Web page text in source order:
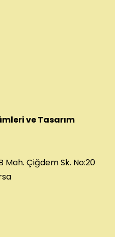
ve Tasarım
Mah. Çiğdem Sk. No:20